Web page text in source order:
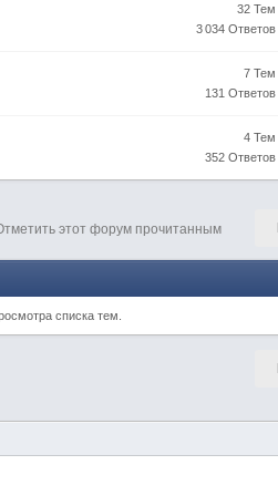
32 Тем
3 034 Ответов
7 Тем
131 Ответов
4 Тем
352 Ответов
этот форум прочитанным
списка тем.